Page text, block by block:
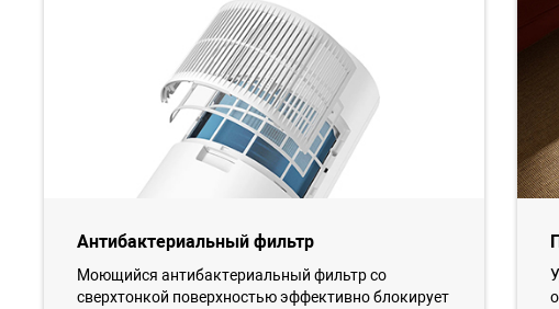
Антибактериальный фильтр
Моющийся антибактериальный фильтр со
сверхтонкой поверхностью эффективно блокирует